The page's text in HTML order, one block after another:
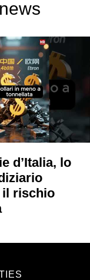
d’Italia, lo
il rischio